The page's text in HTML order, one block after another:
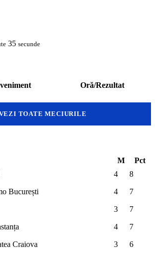
35 secunde
Oră/Rezultat
TOATE MECIURILE
M
Pct
4 8
București 4 7
3 7
4 7
Craiova 3 6